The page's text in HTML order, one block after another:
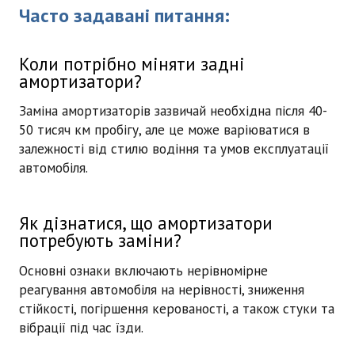
Часто задавані питання:
Коли потрібно міняти задні
амортизатори?
Заміна амортизаторів зазвичай необхідна після 40-
50 тисяч км пробігу, але це може варіюватися в
залежності від стилю водіння та умов експлуатації
автомобіля.
Як дізнатися, що амортизатори
потребують заміни?
Основні ознаки включають нерівномірне
реагування автомобіля на нерівності, зниження
стійкості, погіршення керованості, а також стуки та
вібрації під час їзди.